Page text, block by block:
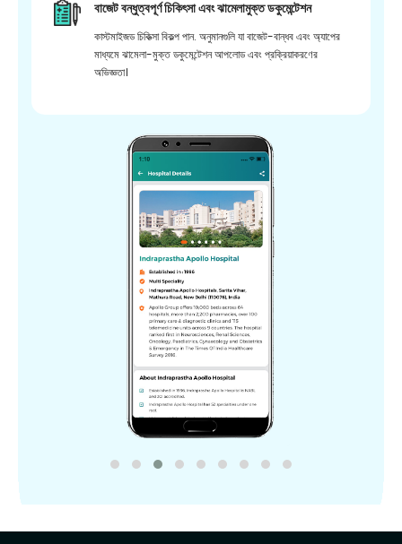
বাজেট বন্ধুত্বপূর্ণ চিকিৎসা এবং ঝামেলামুক্ত ডকুমেন্টেশন
কাস্টমাইজড চিকিত্সা বিকল্প পান. অনুমানগুলি যা বাজেট-বান্ধব এবং অ্যাপের
মাধ্যমে ঝামেলা-মুক্ত ডকুমেন্টেশন আপলোড এবং প্রক্রিয়াকরণের
অভিজ্ঞতা।